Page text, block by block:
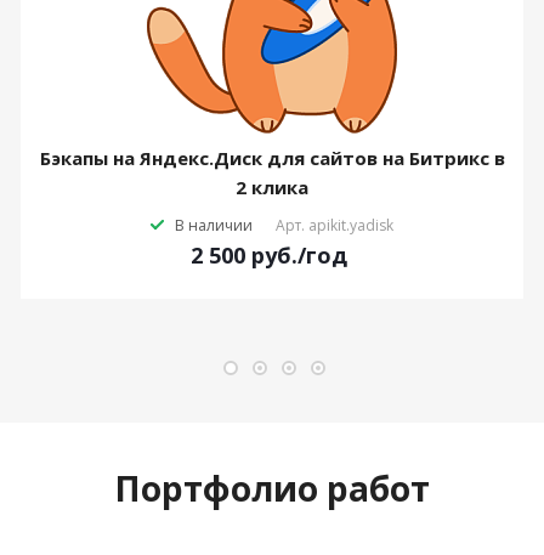
Бэкапы на Яндекс.Диск для сайтов на Битрикс в
2 клика
В наличии Арт. apikit.yadisk
2 500 руб./год
Портфолио работ